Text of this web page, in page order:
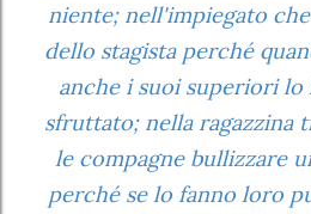
niente; nell'impiegato
dello stagista perché
anche i suoi superiori lo
sfruttato; nella ragazzina
le compagne bullizzare
perché se lo fanno loro